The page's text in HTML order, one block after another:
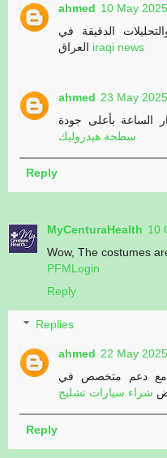
ahmed 10 May
الدقيقة في
iraqi news
ahmed 23 May
الساعة بأعلى جودة
سطحة هيدروليك
Reply
MyCenturaHealth 10
Wow, The costumes
PFMLogin
Reply
Replies
ahmed 22 May
مع دعم متخصص في
شراء سيارات تشليح
Reply